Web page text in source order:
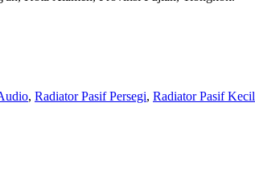
, Radiator Pasif Persegi, Radiator Pasif Kecil